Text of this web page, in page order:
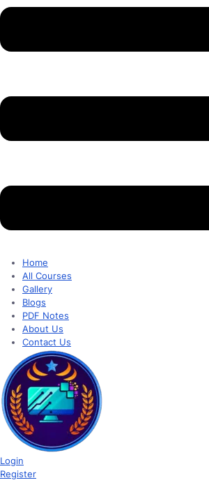
Home
All Courses
Gallery
Blogs
PDF Notes
About Us
Contact Us
Login
Register